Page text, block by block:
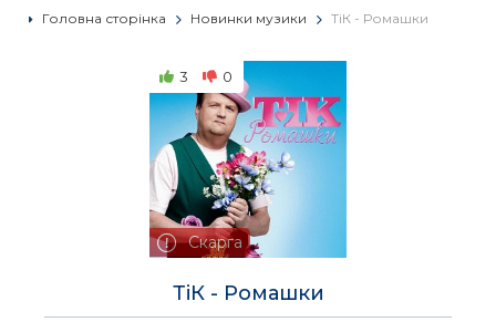
Головна сторінка Новинки музики ТіК - Ромашки
3 0
Скарга
ТіК - Ромашки